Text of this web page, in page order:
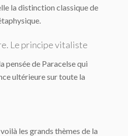
la distinction classique de
Le principe vitaliste
pensée de Paracelse qui
ultérieure sur toute la
les grands thèmes de la